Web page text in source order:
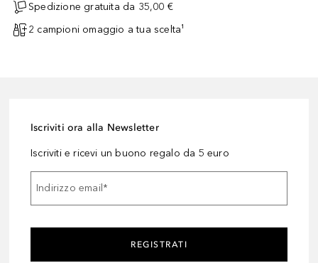
Spedizione gratuita da 35,00 €
2 campioni omaggio a tua scelta¹
Iscriviti ora alla Newsletter
Iscriviti e ricevi un buono regalo da 5 euro
Indirizzo email*
REGISTRATI